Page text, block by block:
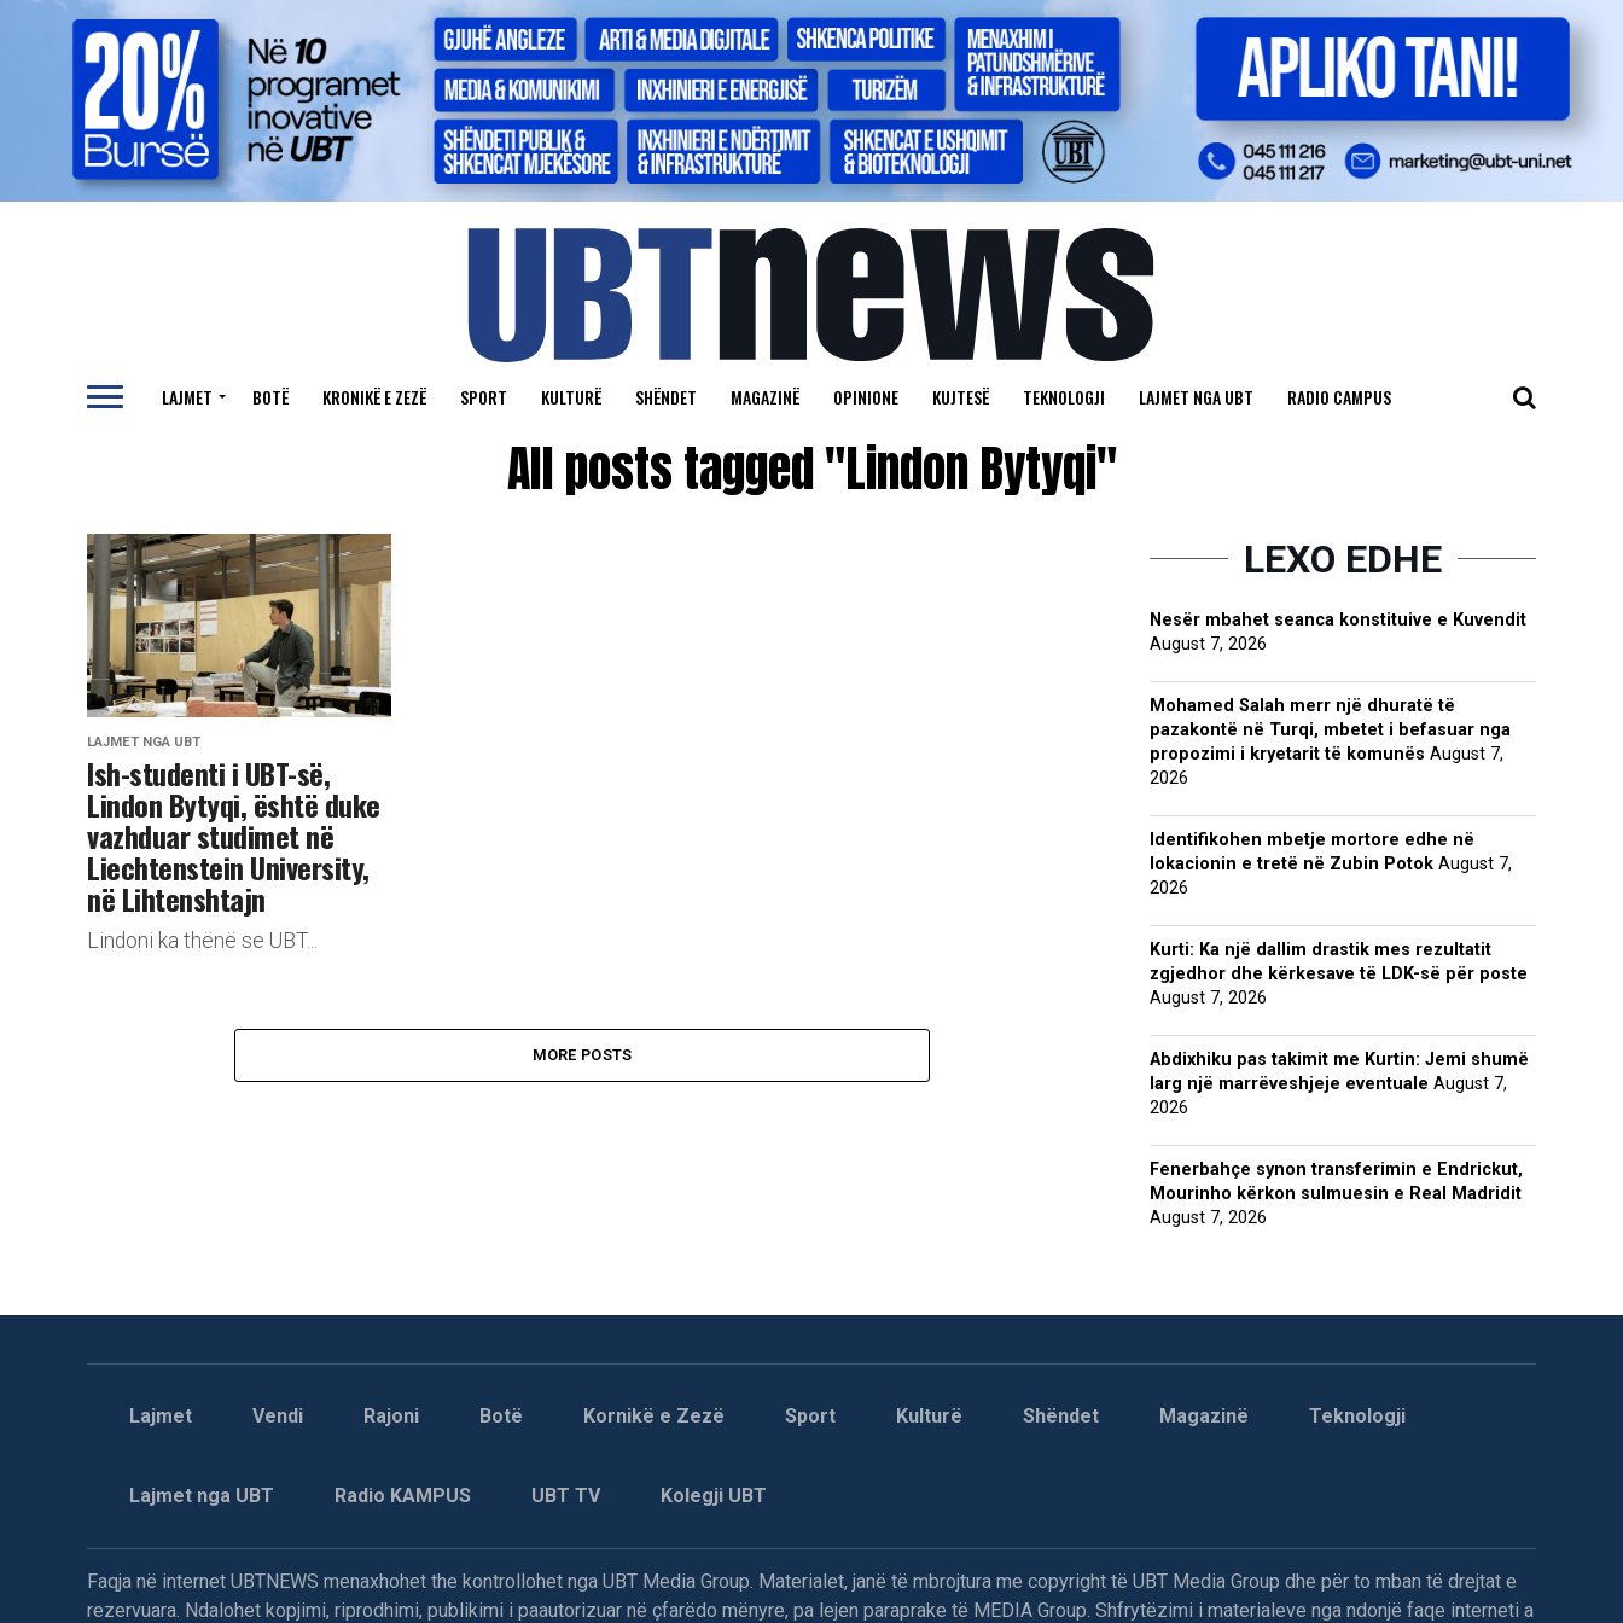
LAJMET BOTË KRONIKË E ZEZË SPORT KULTURË SHËNDET MAGAZINË OPINIONE KUJTESË TEKNOLOGJI LAJMET NGA UBT RADIO CAMPUS
All posts tagged "Lindon Bytyqi"
LAJMET NGA UBT
Ish-studenti i UBT-së,
Lindon Bytyqi, është duke
vazhduar studimet në
Liechtenstein University,
në Lihtenshtajn
Lindoni ka thënë se UBT...
MORE POSTS
LEXO EDHE
Nesër mbahet seanca konstituive e Kuvendit
August 7, 2026
Mohamed Salah merr një dhuratë të
pazakontë në Turqi, mbetet i befasuar nga
propozimi i kryetarit të komunës August 7,
2026
Identifikohen mbetje mortore edhe në
lokacionin e tretë në Zubin Potok August 7,
2026
Kurti: Ka një dallim drastik mes rezultatit
zgjedhor dhe kërkesave të LDK-së për poste
August 7, 2026
Abdixhiku pas takimit me Kurtin: Jemi shumë
larg një marrëveshjeje eventuale August 7,
2026
Fenerbahçe synon transferimin e Endrickut,
Mourinho kërkon sulmuesin e Real Madridit
August 7, 2026
Lajmet Vendi Rajoni Botë Kornikë e Zezë Sport Kulturë Shëndet Magazinë Teknologji
Lajmet nga UBT Radio KAMPUS UBT TV Kolegji UBT
Faqja në internet UBTNEWS menaxhohet the kontrollohet nga UBT Media Group. Materialet, janë të mbrojtura me copyright të UBT Media Group dhe për to mban të drejtat e
rezervuara. Ndalohet kopjimi, riprodhimi, publikimi i paautorizuar në çfarëdo mënyre, pa lejen paraprake të MEDIA Group. Shfrytëzimi i materialeve nga ndonjë faqe interneti a